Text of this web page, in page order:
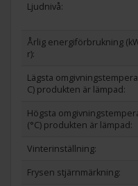
Vanliga frysar klarar
den frusen är en annan
snabbare och skyddar
till normalfunktion när
Bra för
Ljudnivå:
Årlig energiförbrukning
r):
Lägsta
C) produkten är lämpad:
Högsta
(°C) produkten är lämpad:
Vinterinställning:
Frysen stjärnmärkning: